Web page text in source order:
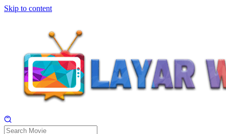
Skip to content